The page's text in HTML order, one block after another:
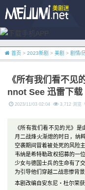
首页 > 2023新剧 > 美剧 > 剧情/
《所有我们看不
nnot See 迅雷下载
2023/11/03 02:04 3,712 浏览
《所有我们看不见的光》是
月二战烽火渐熄的时日，纳
空袭期间冒着被处死的风险
韦纳是希特勒政权招募的一
少女与德国士兵的生命有了
为引导他们穿越二战悲惨背景
本剧改编自安东尼‧杜尔荣获